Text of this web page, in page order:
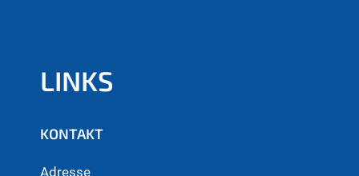
LINKS
KONTAKT
Adresse